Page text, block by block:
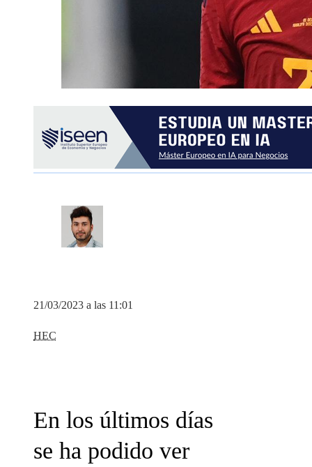
21/03/2023 a las 11:01
HEC
En los últimos días
se ha podido ver